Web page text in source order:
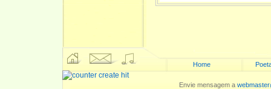
Home
Envie mensagem a